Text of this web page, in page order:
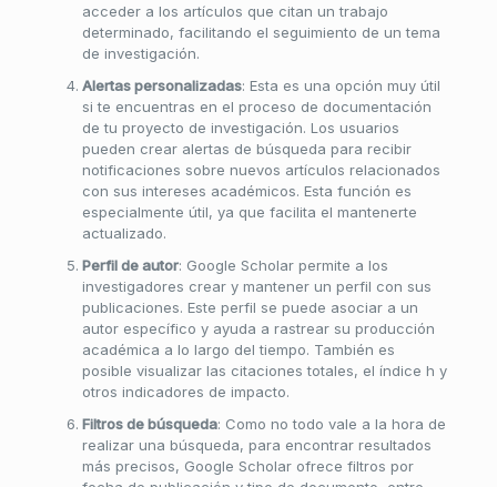
acceder a los artículos que citan un trabajo
determinado, facilitando el seguimiento de un tema
de investigación.
Alertas personalizadas: Esta es una opción muy útil
si te encuentras en el proceso de documentación
de tu proyecto de investigación. Los usuarios
pueden crear alertas de búsqueda para recibir
notificaciones sobre nuevos artículos relacionados
con sus intereses académicos. Esta función es
especialmente útil, ya que facilita el mantenerte
actualizado.
Perfil de autor: Google Scholar permite a los
investigadores crear y mantener un perfil con sus
publicaciones. Este perfil se puede asociar a un
autor específico y ayuda a rastrear su producción
académica a lo largo del tiempo. También es
posible visualizar las citaciones totales, el índice h y
otros indicadores de impacto.
Filtros de búsqueda: Como no todo vale a la hora de
realizar una búsqueda, para encontrar resultados
más precisos, Google Scholar ofrece filtros por